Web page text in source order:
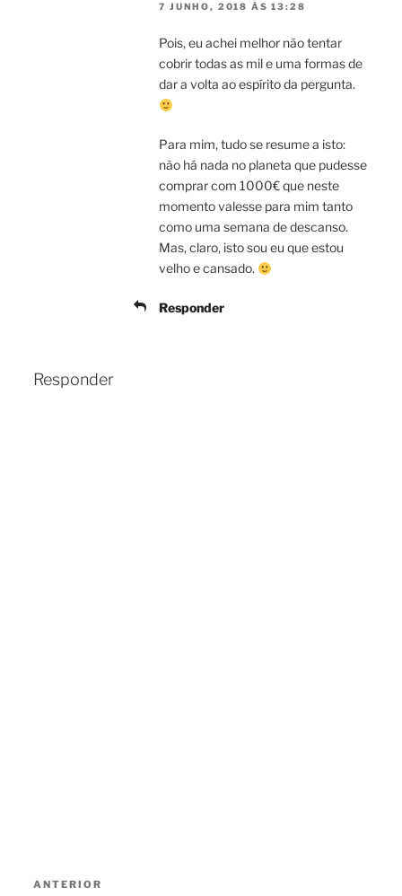
7 JUNHO, 2018 ÀS 13:28
Pois, eu achei melhor não tentar
cobrir todas as mil e uma formas de
dar a volta ao espírito da pergunta.
Para mim, tudo se resume a isto:
não há nada no planeta que pudesse
comprar com 1000€ que neste
momento valesse para mim tanto
como uma semana de descanso.
Mas, claro, isto sou eu que estou
velho e cansado.
Responder
Responder
Navegação
Conteúdo
ANTERIOR